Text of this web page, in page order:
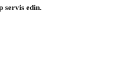
servis edin.